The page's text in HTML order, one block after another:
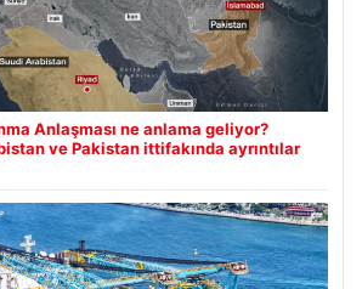
Anlaşması ne anlama geliyor?
ve Pakistan ittifakında ayrıntılar